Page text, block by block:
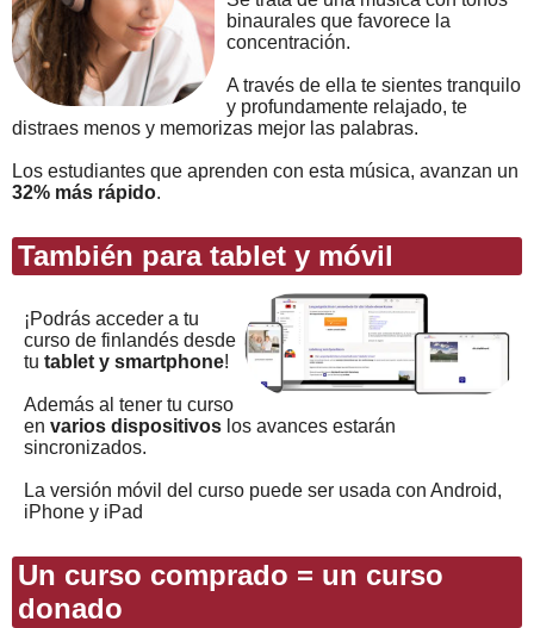
binaurales que favorece la
concentración.
A través de ella te sientes tranquilo
y profundamente relajado, te
distraes menos y memorizas mejor las palabras.
Los estudiantes que aprenden con esta música, avanzan un
32% más rápido.
También para tablet y móvil
¡Podrás acceder a tu
curso de finlandés desde
tu tablet y smartphone!
Además al tener tu curso
en varios dispositivos los avances estarán
sincronizados.
La versión móvil del curso puede ser usada con Android,
iPhone y iPad
Un curso comprado = un curso
donado